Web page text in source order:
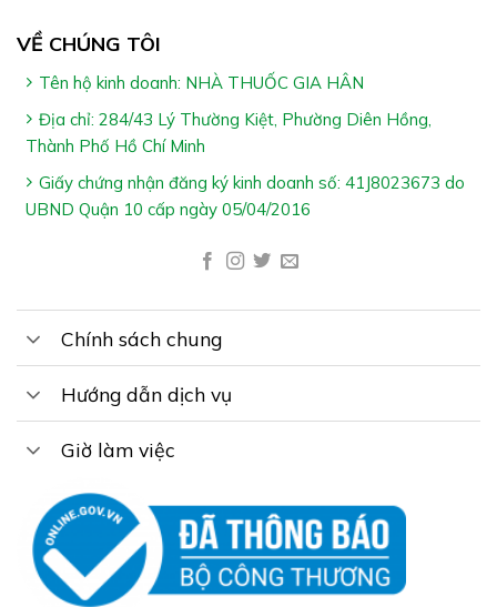
Công Dụng Pharvicare:
Bổ sung vitamin, acid amin & khoáng chất hỗ trợ bồi
bổ sức khỏe
Giúp ăn ngon
Hỗ trợ tăng cường sức đề kháng giúp cơ thể khỏe
VỀ CHÚNG TÔI
Tên hộ kinh doanh: NHÀ THUỐC GIA HÂN
Địa chỉ: 284/43 Lý Thường Kiệt, Phường Diên Hồng,
Thành Phố Hồ Chí Minh
Giấy chứng nhận đăng ký kinh doanh số: 41J8023673 do
UBND Quận 10 cấp ngày 05/04/2016
Chính sách chung
Hướng dẫn dịch vụ
Giờ làm việc